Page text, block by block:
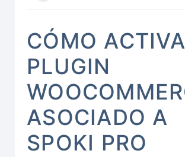
CÓMO
PLUGIN
ASOCIADO A
SPOKI PRO